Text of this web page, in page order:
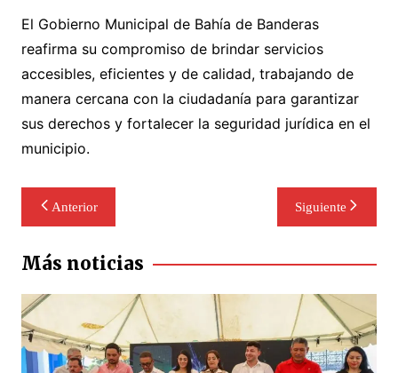
El Gobierno Municipal de Bahía de Banderas
reafirma su compromiso de brindar servicios
accesibles, eficientes y de calidad, trabajando de
manera cercana con la ciudadanía para garantizar
sus derechos y fortalecer la seguridad jurídica en el
municipio.
Navegación
de
entradas
Anterior Siguiente
Más noticias